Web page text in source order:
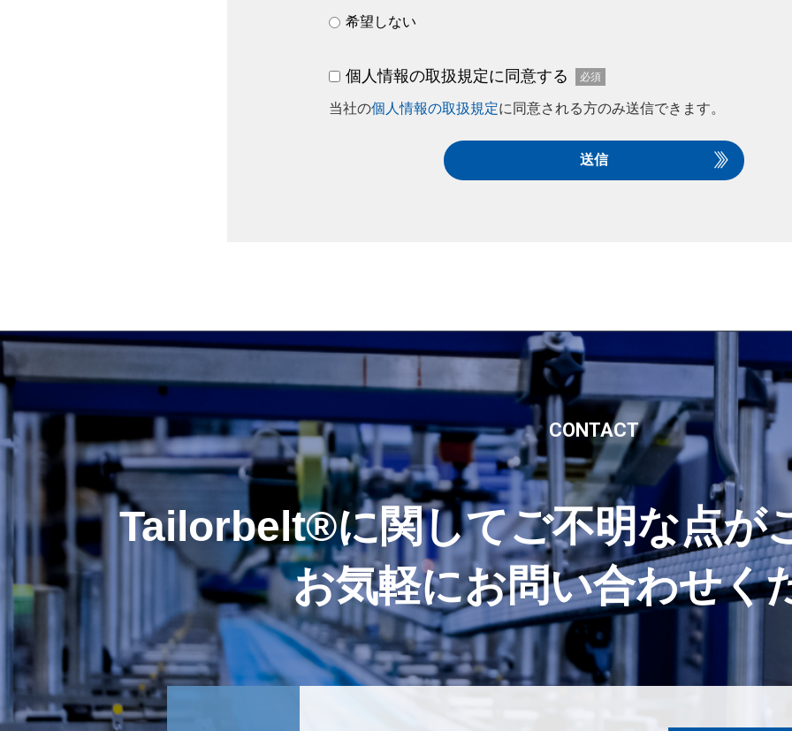
希望しない
個人情報の取扱規定に同意する
当社の個人情報の取扱規定に同意される方のみ送信できます。
CONTACT
Tailorbelt®に関してご不明な点が
お気軽にお問い合わせく